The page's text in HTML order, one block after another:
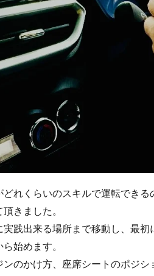
どれくらいのスキルで運転でき
きました。
実践出来る場所まで移動し、最
始めます。
ンのかけ方、座席シートのポジ